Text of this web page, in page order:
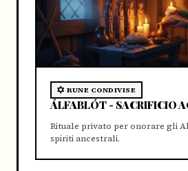
RUNE CONDIVISE
ÁLFABLÓT - SACRIFICIO
Rituale privato per onorare gli
spiriti ancestrali.